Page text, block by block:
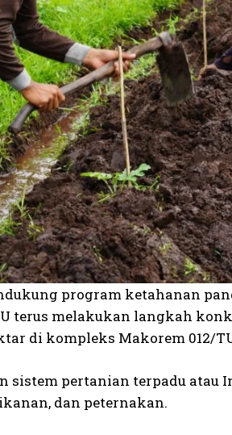
program ketahanan
terus melakukan langkah
di kompleks Makorem 012/
sistem pertanian terpadu atau
dan peternakan.